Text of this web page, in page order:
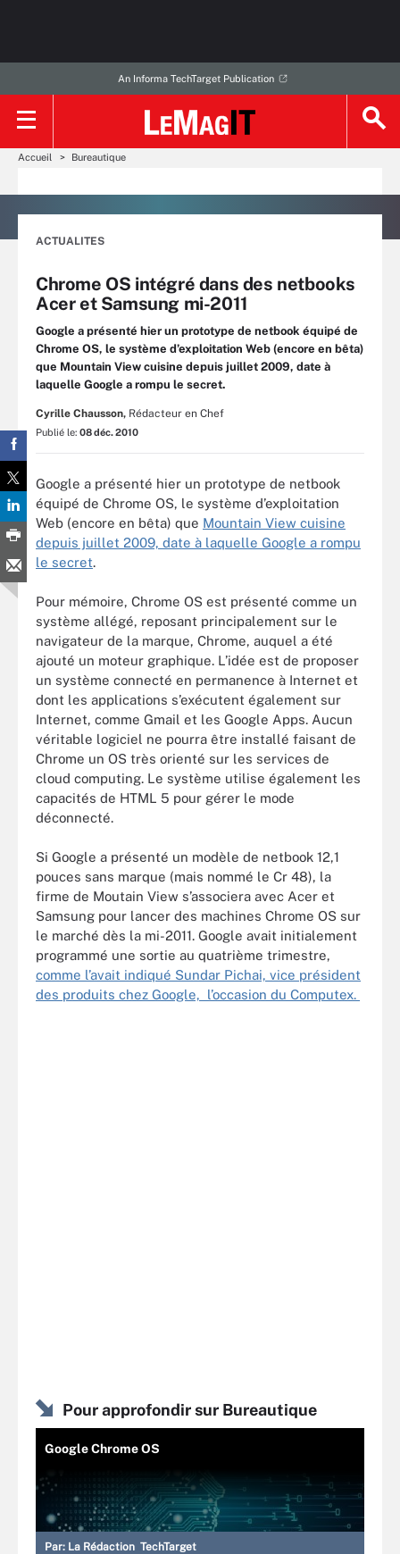
An Informa TechTarget Publication
Accueil Bureautique
ACTUALITES
Chrome OS intégré dans des netbooks
Acer et Samsung mi-2011
Google a présenté hier un prototype de netbook équipé de
Chrome OS, le système d’exploitation Web (encore en bêta)
que Mountain View cuisine depuis juillet 2009, date à
laquelle Google a rompu le secret.
Cyrille Chausson, Rédacteur en Chef
Publié le: 08 déc. 2010
Google a présenté hier un prototype de netbook
équipé de Chrome OS, le système d’exploitation
Web (encore en bêta) que Mountain View cuisine
depuis juillet 2009, date à laquelle Google a rompu
le secret.
Pour mémoire, Chrome OS est présenté comme un
système allégé, reposant principalement sur le
navigateur de la marque, Chrome, auquel a été
ajouté un moteur graphique. L’idée est de proposer
un système connecté en permanence à Internet et
dont les applications s’exécutent également sur
Internet, comme Gmail et les Google Apps. Aucun
véritable logiciel ne pourra être installé faisant de
Chrome un OS très orienté sur les services de
cloud computing. Le système utilise également les
capacités de HTML 5 pour gérer le mode
déconnecté.
Si Google a présenté un modèle de netbook 12,1
pouces sans marque (mais nommé le Cr 48), la
firme de Moutain View s’associera avec Acer et
Samsung pour lancer des machines Chrome OS sur
le marché dès la mi-2011. Google avait initialement
programmé une sortie au quatrième trimestre,
comme l’avait indiqué Sundar Pichai, vice président
des produits chez Google, l’occasion du Computex.
Pour approfondir sur Bureautique
Google Chrome OS
Par: La Rédaction TechTarget